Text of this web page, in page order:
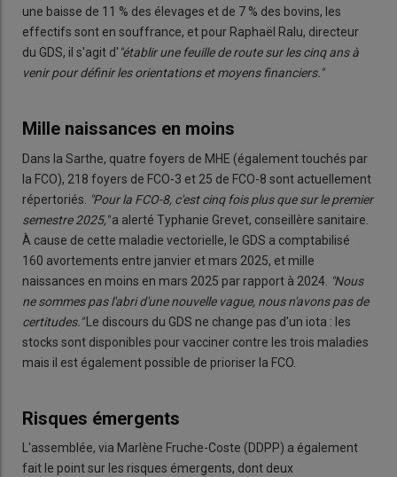
une baisse de 11 % des élevages et de 7 % des bovins, les
effectifs sont en souffrance, et pour Raphaël Ralu, directeur
du GDS, il s'agit d' "établir une feuille de route sur les cinq ans à
venir pour définir les orientations et moyens financiers."
Mille naissances en moins
Dans la Sarthe, quatre foyers de MHE (également touchés par
la FCO), 218 foyers de FCO-3 et 25 de FCO-8 sont actuellement
répertoriés.
"Pour la FCO-8, c'est cinq fois plus que sur le premier
semestre 2025,"a alerté Typhanie Grevet, conseillère sanitaire.
À cause de cette maladie vectorielle, le GDS a comptabilisé
160 avortements entre janvier et mars 2025, et mille
naissances en moins en mars 2025 par rapport à 2024. "Nous
ne sommes pas l'abri d'une nouvelle vague, nous n'avons pas de
certitudes." Le discours du GDS ne change pas d'un iota : les
stocks sont disponibles pour vacciner contre les trois maladies
mais il est également possible de prioriser la FCO.
Risques émergents
L'assemblée, via Marlène Fruche-Coste (DDPP) a également
fait le point sur les risques émergents, dont deux